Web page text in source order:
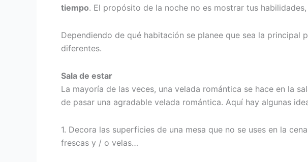
tiempo. El propósito de la noche no es mostrar tus
Dependiendo de qué habitación se planee que sea la principal
diferentes.
Sala de estar
La mayoría de las veces, una velada romántica se hace en la
de pasar una agradable velada romántica. Aquí hay algunas
1. Decora las superficies de una mesa que no se uses en la
frescas y / o velas…